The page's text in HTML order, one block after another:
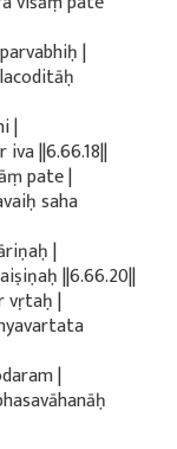
|
|
||6.66.18||
pate |
saha
|
||6.66.20||
vṛtaḥ |
|